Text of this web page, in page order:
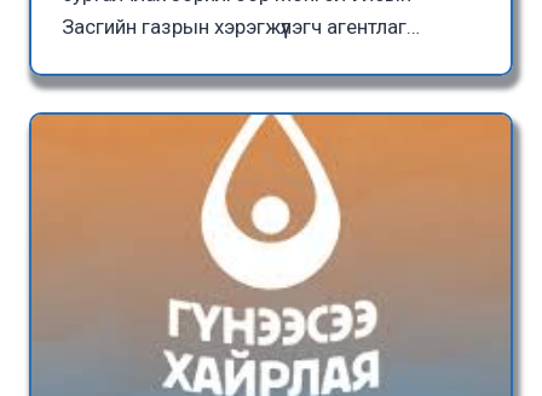
Засгийн газрын хэрэгжүүлэгч агентлаг…